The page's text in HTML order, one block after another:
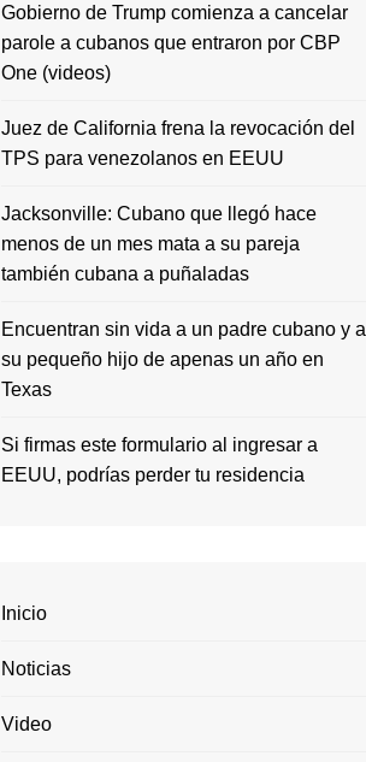
Gobierno de Trump comienza a cancelar
parole a cubanos que entraron por CBP
One (videos)
Juez de California frena la revocación del
TPS para venezolanos en EEUU
Jacksonville: Cubano que llegó hace
menos de un mes mata a su pareja
también cubana a puñaladas
Encuentran sin vida a un padre cubano y a
su pequeño hijo de apenas un año en
Texas
Si firmas este formulario al ingresar a
EEUU, podrías perder tu residencia
Inicio
Noticias
Video